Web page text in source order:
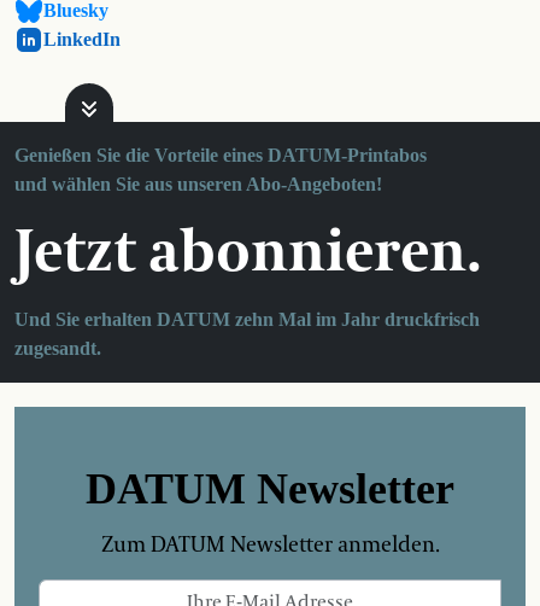
Bluesky
LinkedIn
Genießen Sie die Vorteile eines DATUM-Printabos
und wählen Sie aus unseren Abo-Angeboten!
Jetzt abonnieren.
Und Sie erhalten DATUM zehn Mal im Jahr druckfrisch
zugesandt.
DATUM Newsletter
Zum DATUM Newsletter anmelden.